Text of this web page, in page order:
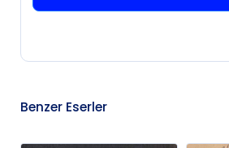
Benzer Eserler